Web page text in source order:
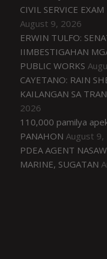
CIVIL SERVICE
August 9, 2026
ERWIN TULFO:
IIMBESTIGAHAN
PUBLIC WORKS
CAYETANO: RAIN
KAILANGAN SA
2026
110,000 pamilya
PANAHON August 9,
PDEA AGENT
MARINE, SUGATAN